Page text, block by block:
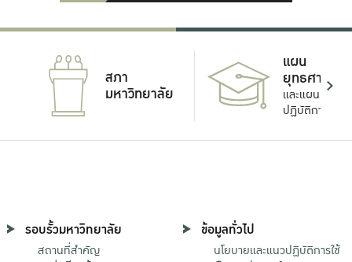
สภา
มหาวิทยาลัย
แผน
ยุทธศาสตร์
และแผน
ปฏิบัติการ
รอบรั้วมหาวิทยาลัย
สถานที่สำคัญ
ข้อมูลทั่วไป
นโยบายและแนวปฏิบัติการใช้